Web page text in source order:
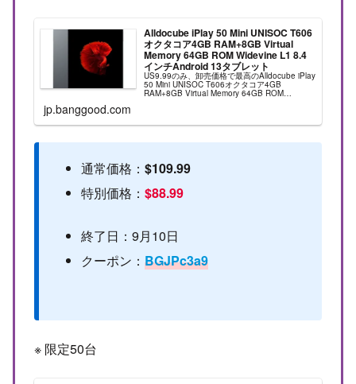
Alldocube iPlay 50 Mini UNISOC T606
オクタコア4GB RAM+8GB Virtual
Memory 64GB ROM Widevine L1 8.4
インチAndroid 13タブレット
US9.99のみ、卸売価格で最高のAlldocube iPlay
50 Mini UNISOC T606オクタコア4GB
RAM+8GB Virtual Memory 64GB ROM
jp.banggood.com
通常価格：$109.99
特別価格：$88.99
終了日：9月10日
クーポン：BGJPc3a9
※ 限定50台